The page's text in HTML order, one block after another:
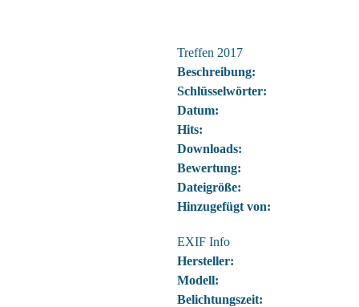
Treffen 2017
Beschreibung:
Schlüsselwörter:
Datum:
Hits:
Downloads:
Bewertung:
Dateigröße:
Hinzugefügt von:
EXIF Info
Hersteller:
Modell:
Belichtungszeit: